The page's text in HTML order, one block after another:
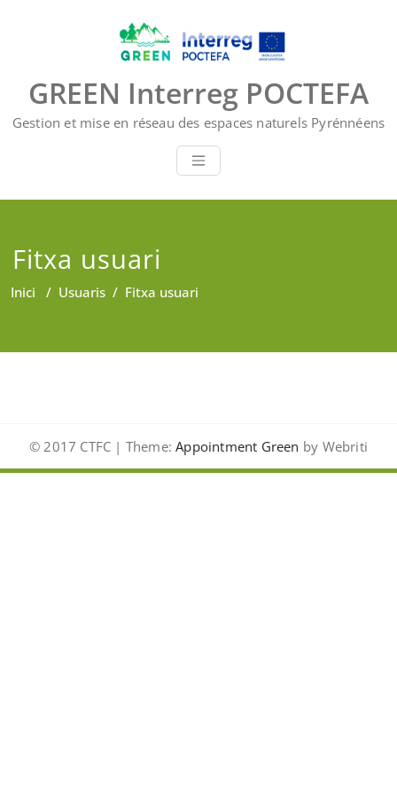
GREEN Interreg POCTEFA
Gestion et mise en réseau des espaces naturels Pyrénnéens
Fitxa usuari
Inici / Usuaris / Fitxa usuari
© 2017 CTFC | Theme: Appointment Green by Webriti